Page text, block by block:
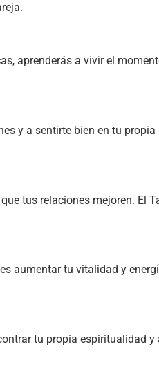
aprenderás a vivir el
y a sentirte bien en tu propia
tus relaciones mejoren. El
aumentar tu vitalidad y
tu propia espiritualidad y